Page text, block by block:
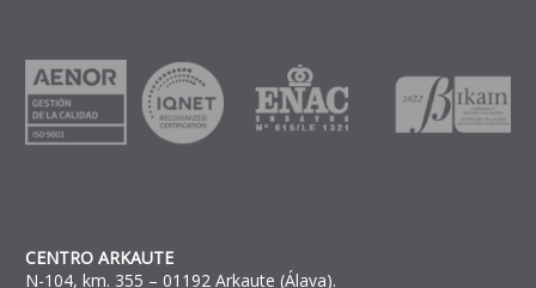
CENTRO ARKAUTE
N-104, km. 355 – 01192 Arkaute (Álava).